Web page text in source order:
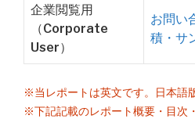
企業閲覧用
（Corporate
User）
お問い
積・サ
※当レポートは英文です。日本語
※下記記載のレポート概要・目次